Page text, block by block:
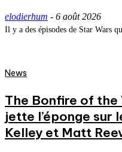
elodierhum - 6 août 2026
Il y a des épisodes de Star Wars
News
The Bonfire of the
jette l’éponge sur
Kelley et Matt